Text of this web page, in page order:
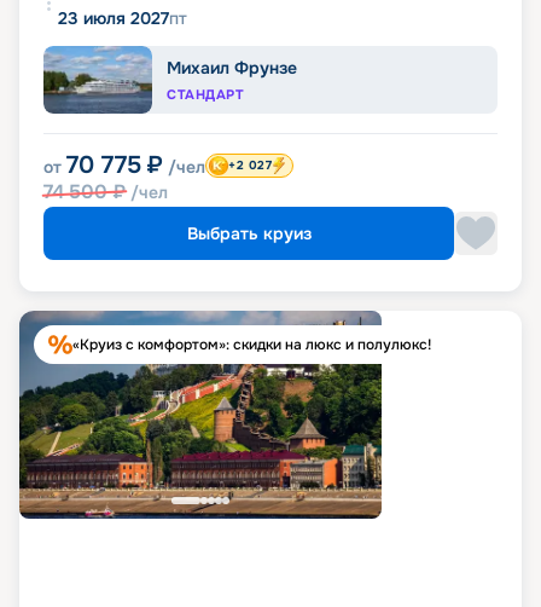
23 июля 2027пт
Михаил Фрунзе
СТАНДАРТ
от 70 775 ₽ /чел
74 500₽ /чел
+2 027
Выбрать круиз
«Круиз с комфортом»: скидки на люкс и полулюкс!